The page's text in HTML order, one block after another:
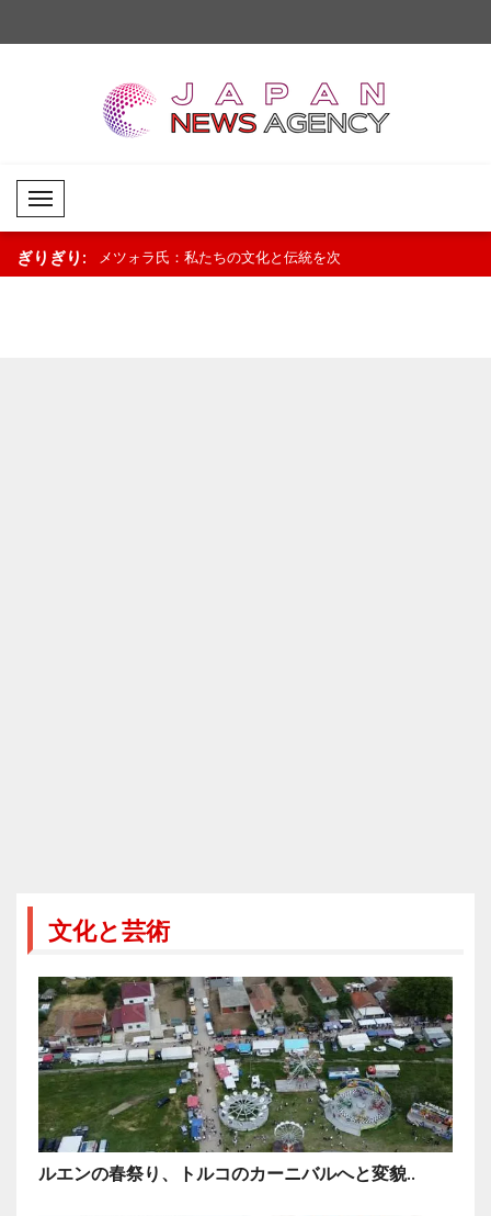
Mobil Menü
ぎりぎり:
一人分の給 メツォラ氏：私たちの文化と伝統を次
文化と芸術
ルエンの春祭り、トルコのカーニバルへと変貌..